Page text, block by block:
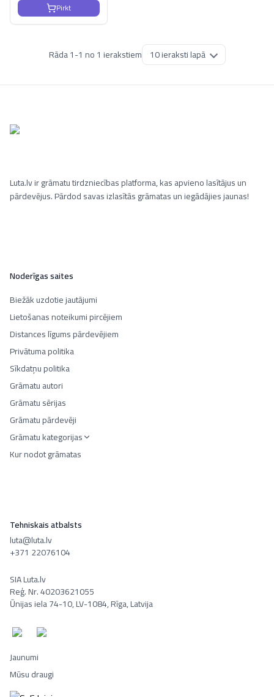
Pirkt
Rāda1-1 no1 ierakstiem
Luta.lv ir grāmatu tirdzniecības platforma, kas apvieno lasītājus un
pārdevējus. Pārdod savas izlasītās grāmatas un iegādājies jaunas!
Noderīgas saites
Biežāk uzdotie jautājumi
Lietošanas noteikumi pircējiem
Distances līgums pārdevējiem
Privātuma politika
Sīkdatņu politika
Grāmatu autori
Grāmatu sērijas
Grāmatu pārdevēji
Grāmatu kategorijas
Kur nodot grāmatas
Tehniskais atbalsts
luta@luta.lv
+371 22076104
SIA Luta.lv
Reģ. Nr. 40203621055
Ūnijas iela 74-10, LV-1084, Rīga, Latvija
Jaunumi
Mūsu draugi